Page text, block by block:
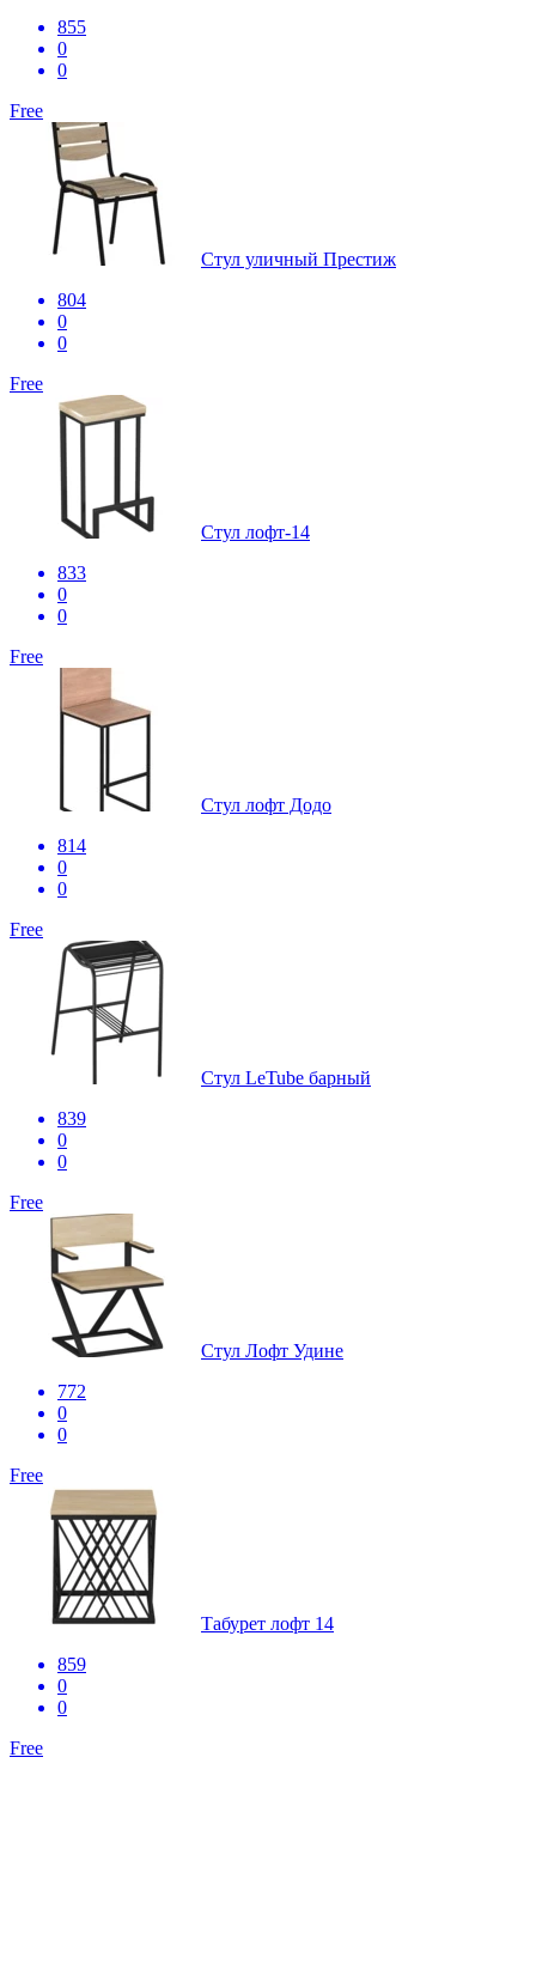
855
0
0
Free
Стул уличный Престиж
804
0
0
Free
Стул лофт-14
833
0
0
Free
Стул лофт Додо
814
0
0
Free
Стул LeTube барный
839
0
0
Free
Стул Лофт Удине
772
0
0
Free
Табурет лофт 14
859
0
0
Free